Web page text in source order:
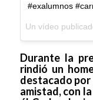
#exalumnos
Durante la
rindió un
destacado por
amistad, con